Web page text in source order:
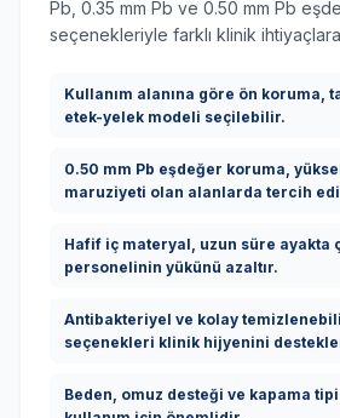
Pb, 0.35 mm Pb ve 0.50 mm Pb
seçenekleriyle farklı klinik
Kullanım alanına göre ön koruma,
etek-yelek modeli seçilebilir.
0.50 mm Pb eşdeğer koruma,
maruziyeti olan alanlarda tercih
Hafif iç materyal, uzun süre ayakta
personelinin yükünü azaltır.
Antibakteriyel ve kolay
seçenekleri klinik hijyenini
Beden, omuz desteği ve kapama